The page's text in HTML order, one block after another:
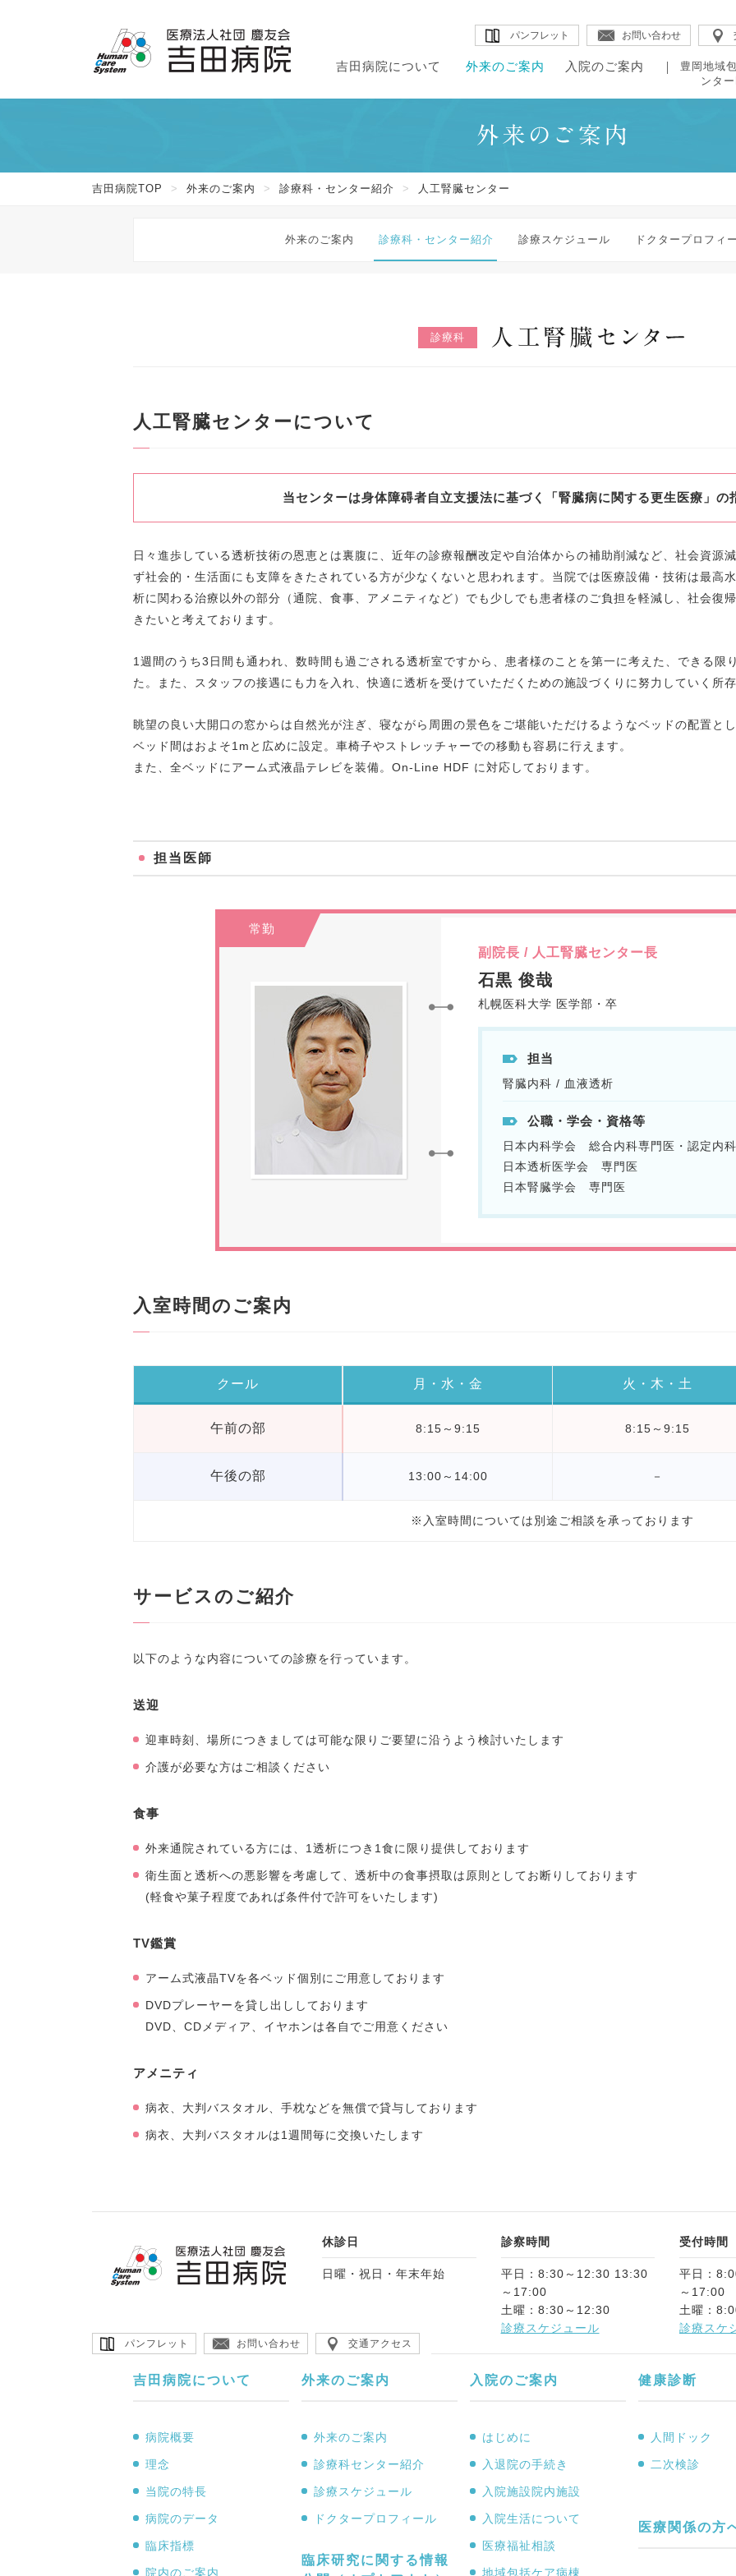
吉田病院について
吉田病院について
・理念
外来のご案内
外来のご案内
・外来のご案内
・診療科・センター紹介
・教
入院のご案内
入院のご案内
・はじめに
・入退院の手続き
・医療
豊岡地域
ンタ
パンフレット お問い合わせ
吉田病院TOP > 外来のご案内 > 診療科・センター紹介 > 人工腎臓センター
外来のご案内 診療科・センター紹介 診療スケジュール ドクタープロフィ
診療科
人工腎臓センターについて
当センターは身体障碍者自立支援法に基づく「腎臓病に関する更生医療」の
日々進歩している透析技術の恩恵とは裏腹に、近年の診療報酬改定や自治体からの補助削減など、社会資源
ず社会的・生活面にも支障をきたされている方が少なくないと思われます。当院では医療設備・技術は最高
析に関わる治療以外の部分（通院、食事、アメニティなど）でも少しでも患者様のご負担を軽減し、社会復
きたいと考えております。
1週間のうち3日間も通われ、数時間も過ごされる透析室ですから、患者様のことを第一に考えた、できる限
た。また、スタッフの接遇にも力を入れ、快適に透析を受けていただくための施設づくりに努力していく所存
眺望の良い大開口の窓からは自然光が注ぎ、寝ながら周囲の景色をご堪能いただけるようなベッドの配置とし
ベッド間はおよそ1mと広めに設定。車椅子やストレッチャーでの移動も容易に行えます。
また、全ベッドにアーム式液晶テレビを装備。On-Line HDF に対応しております。
担当医師
常勤
副院長 / 人工腎臓センター長
石黒 俊哉
札幌医科大学 医学部・卒
担当
腎臓内科 / 血液透析
公職・学会・資格等
日本内科学会 総合内科専門医・認定内
日本透析医学会 専門医
日本腎臓学会 専門医
入室時間のご案内
クール 月・水・金 火・木・土
午前の部 8:15～9:15 8:15～9:15
午後の部 13:00～14:00 －
※入室時間については別途ご相談を承っております
サービスのご紹介
以下のような内容についての診療を行っています。
送迎
迎車時刻、場所につきましては可能な限りご要望に沿うよう検討いたします
介護が必要な方はご相談ください
食事
外来通院されている方には、1透析につき1食に限り提供しております
衛生面と透析への悪影響を考慮して、透析中の食事摂取は原則としてお断りしております
(軽食や菓子程度であれば条件付で許可をいたします)
TV鑑賞
アーム式液晶TVを各ベッド個別にご用意しております
DVDプレーヤーを貸し出ししております
DVD、CDメディア、イヤホンは各自でご用意ください
アメニティ
病衣、大判バスタオル、手枕などを無償で貸与しております
病衣、大判バスタオルは1週間毎に交換いたします
休診日
日曜・祝日・年末年始
診察時間
平日：8:30～12:30 13:30
～17:00
土曜：8:30～12:30
診療スケジュール
受付時間
平日：
～17:00
土曜：
診療スケ
パンフレット お問い合わせ 交通アクセス
吉田病院について
病院概要
理念
当院の特長
病院のデータ
臨床指標
院内のご案内
外来のご案内
外来のご案内
診療科センター紹介
診療スケジュール
ドクタープロフィール
臨床研究に関する情報
入院のご案内
はじめに
入退院の手続き
入院施設院内施設
入院生活について
医療福祉相談
地域包括ケア病棟
健康診断
人間ドック
二次検診
医療関係の方